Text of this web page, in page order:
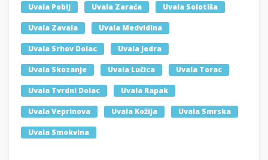
Uvala Pobij Uvala Zaraća Uvala Solotiša
Uvala Zavala Uvala Medvidina
Uvala Srhov Dolac Uvala Jedra
Uvala Skozanje Uvala Lučica Uvala Torac
Uvala Tvrdni Dolac Uvala Rapak
Uvala Veprinova Uvala Kožija Uvala Smrska
Uvala Smokvina